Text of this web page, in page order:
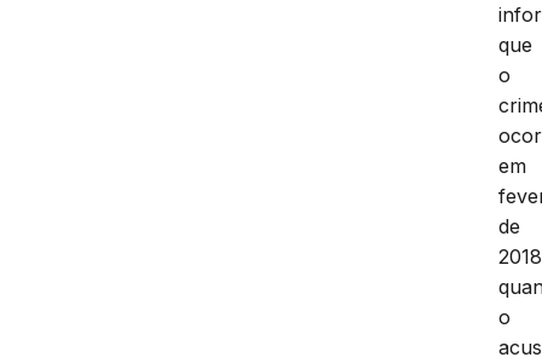
que
o
em
de
o